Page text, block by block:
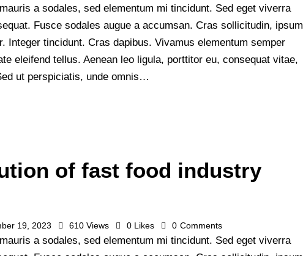
a sodales, sed elementum mi tincidunt. Sed eget viverra
Fusce sodales augue a accumsan. Cras sollicitudin, ipsum
Integer tincidunt. Cras dapibus. Vivamus elementum semper
eleifend tellus. Aenean leo ligula, porttitor eu, consequat vitae,
ut perspiciatis, unde omnis…
of fast food industry
19, 2023 610 Views 0 Likes 0 Comments
a sodales, sed elementum mi tincidunt. Sed eget viverra